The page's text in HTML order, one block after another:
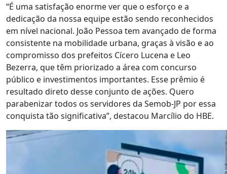
“É uma satisfação enorme ver que o esforço e a
dedicação da nossa equipe estão sendo reconhecidos
em nível nacional. João Pessoa tem avançado de forma
consistente na mobilidade urbana, graças à visão e ao
compromisso dos prefeitos Cícero Lucena e Leo
Bezerra, que têm priorizado a área com concurso
público e investimentos importantes. Esse prêmio é
resultado direto desse conjunto de ações. Quero
parabenizar todos os servidores da Semob-JP por essa
conquista tão significativa”, destacou Marcílio do HBE.